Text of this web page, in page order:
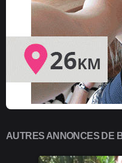
AUTRES ANNONCES DE